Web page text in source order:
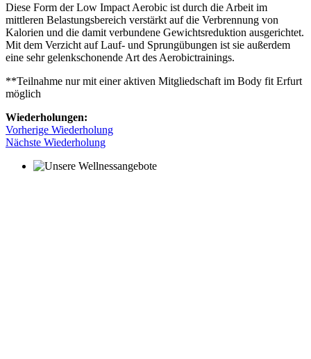
Diese Form der Low Impact Aerobic ist durch die Arbeit im
mittleren Belastungsbereich verstärkt auf die Verbrennung von
Kalorien und die damit verbundene Gewichtsreduktion ausgerichtet.
Mit dem Verzicht auf Lauf- und Sprungübungen ist sie außerdem
eine sehr gelenkschonende Art des Aerobictrainings.
**Teilnahme nur mit einer aktiven Mitgliedschaft im Body fit Erfurt
möglich
Wiederholungen:
Vorherige Wiederholung
Nächste Wiederholung